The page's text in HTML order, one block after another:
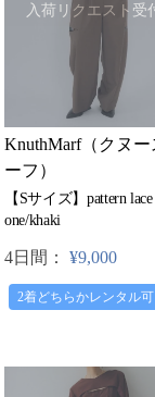
入荷リクエスト受
KnuthMarf（クヌー
ーフ）
【Sサイズ】pattern
one/khaki
4日間： ¥9,000
2着どちらかレンタル可